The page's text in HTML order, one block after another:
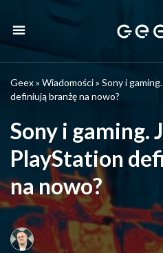
Geex» Wiadomości» Sony i
definiują branżę na nowo?
Sony i gaming.
PlayStation
na nowo?